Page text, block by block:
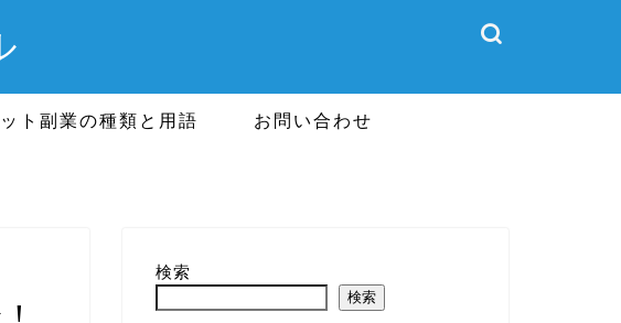
ト副業の種類と用語 お問い合わせ
検索
検索